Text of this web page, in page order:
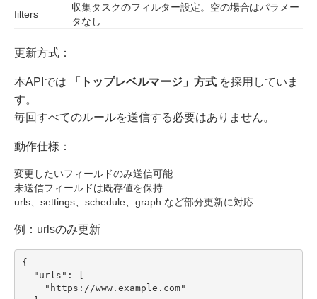
filters
収集タスクのフィルター設定。空の場合はパラメー
タなし
更新方式：
本APIでは 「トップレベルマージ」方式 を採用していま
す。
毎回すべてのルールを送信する必要はありません。
動作仕様：
変更したいフィールドのみ送信可能
未送信フィールドは既存値を保持
urls、settings、schedule、graph など部分更新に対応
例：urlsのみ更新
{